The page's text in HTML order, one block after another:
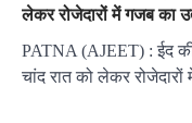
लेकर रोजेदारों में गजब का
PATNA (AJEET) : ईद की
चांद रात को लेकर